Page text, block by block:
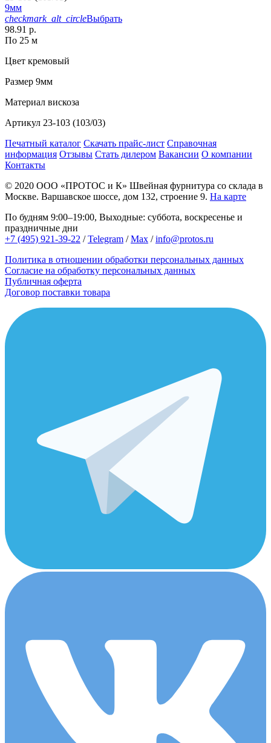
9мм
checkmark_alt_circleВыбрать
98.91 р.
По 25 м
Цвет кремовый
Размер 9мм
Материал вискоза
Артикул 23-103 (103/03)
Печатный каталог Скачать прайс-лист Справочная
информация Отзывы Стать дилером Вакансии О компании
Контакты
© 2020 ООО «ПРОТОС и К» Швейная фурнитура со склада в
Москве. Варшавское шоссе, дом 132, строение 9. На карте
По будням 9:00–19:00, Выходные: суббота, воскресенье и
праздничные дни
+7 (495) 921-39-22 /Telegram /Max /info@protos.ru
Политика в отношении обработки персональных данных
Согласие на обработку персональных данных
Публичная оферта
Договор поставки товара